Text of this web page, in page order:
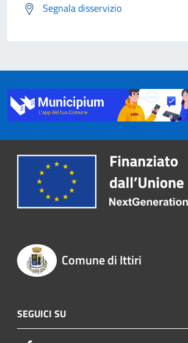
Segnala disservizio
Comune di Ittiri
SEGUICI SU